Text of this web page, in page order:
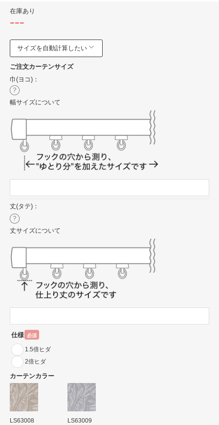
在庫あり
---
サイズを自動計算したい
ご注文カーテンサイズ
巾(ヨコ)：
幅サイズについて
丈(タテ)：
丈サイズについて
仕様 必須
1.5倍ヒダ
2倍ヒダ
カーテンカラー
LS63008 LS63009